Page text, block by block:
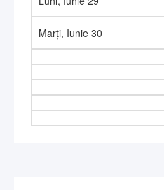
Marți, Iunie 30